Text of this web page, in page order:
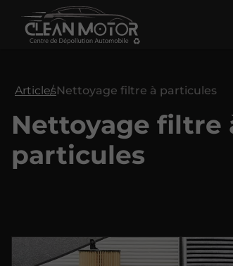
ArticlesNettoyage filtre à particules
Nettoyage filtre
particules